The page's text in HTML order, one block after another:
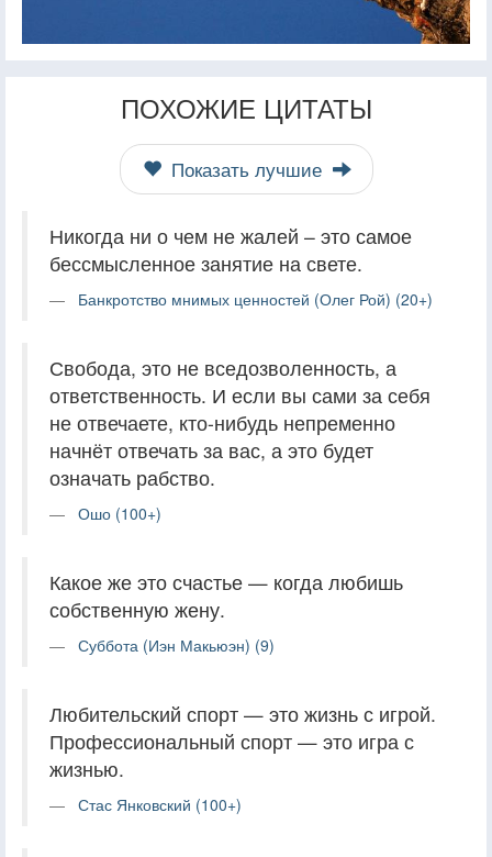
ПОХОЖИЕ ЦИТАТЫ
Показать лучшие
Никогда ни о чем не жалей – это самое
бессмысленное занятие на свете.
Банкротство мнимых ценностей (Олег Рой) (20+)
Свобода, это не вседозволенность, а
ответственность. И если вы сами за себя
не отвечаете, кто-нибудь непременно
начнёт отвечать за вас, а это будет
означать рабство.
Ошо (100+)
Какое же это счастье — когда любишь
собственную жену.
Суббота (Иэн Макьюэн) (9)
Любительский спорт — это жизнь с игрой.
Профессиональный спорт — это игра с
жизнью.
Стас Янковский (100+)